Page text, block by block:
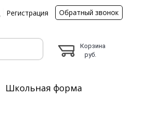
Регистрация Обратный звонок
Корзина
руб.
Школьная форма